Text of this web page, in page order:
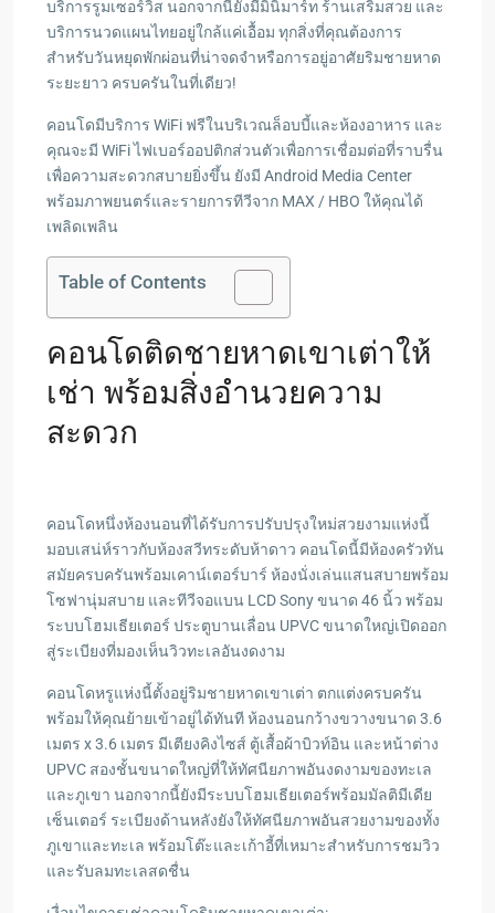
บริการรูมเซอร์วิส นอกจากนี้ยังมีมินิมาร์ท ร้านเสริมสวย และ
บริการนวดแผนไทยอยู่ใกล้แค่เอื้อม ทุกสิ่งที่คุณต้องการ
สำหรับวันหยุดพักผ่อนที่น่าจดจำหรือการอยู่อาศัยริมชายหาด
ระยะยาว ครบครันในที่เดียว!
คอนโดมีบริการ WiFi ฟรีในบริเวณล็อบบี้และห้องอาหาร และ
คุณจะมี WiFi ไฟเบอร์ออปติกส่วนตัวเพื่อการเชื่อมต่อที่ราบรื่น
เพื่อความสะดวกสบายยิ่งขึ้น ยังมี Android Media Center
พร้อมภาพยนตร์และรายการทีวีจาก MAX / HBO ให้คุณได้
เพลิดเพลิน
Table of Contents
คอนโดติดชายหาดเขาเต่าให้
เช่า พร้อมสิ่งอำนวยความ
สะดวก
คอนโดหนึ่งห้องนอนที่ได้รับการปรับปรุงใหม่สวยงามแห่งนี้
มอบเสน่ห์ราวกับห้องสวีทระดับห้าดาว คอนโดนี้มีห้องครัวทัน
สมัยครบครันพร้อมเคาน์เตอร์บาร์ ห้องนั่งเล่นแสนสบายพร้อม
โซฟานุ่มสบาย และทีวีจอแบน LCD Sony ขนาด 46 นิ้ว พร้อม
ระบบโฮมเธียเตอร์ ประตูบานเลื่อน UPVC ขนาดใหญ่เปิดออก
สู่ระเบียงที่มองเห็นวิวทะเลอันงดงาม
คอนโดหรูแห่งนี้ตั้งอยู่ริมชายหาดเขาเต่า ตกแต่งครบครัน
พร้อมให้คุณย้ายเข้าอยู่ได้ทันที ห้องนอนกว้างขวางขนาด 3.6
เมตร x 3.6 เมตร มีเตียงคิงไซส์ ตู้เสื้อผ้าบิวท์อิน และหน้าต่าง
UPVC สองชั้นขนาดใหญ่ที่ให้ทัศนียภาพอันงดงามของทะเล
และภูเขา นอกจากนี้ยังมีระบบโฮมเธียเตอร์พร้อมมัลติมีเดีย
เซ็นเตอร์ ระเบียงด้านหลังยังให้ทัศนียภาพอันสวยงามของทั้ง
ภูเขาและทะเล พร้อมโต๊ะและเก้าอี้ที่เหมาะสำหรับการชมวิว
และรับลมทะเลสดชื่น